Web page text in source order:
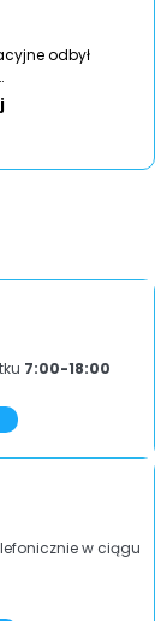
odbył
7:00-18:00
w ciągu